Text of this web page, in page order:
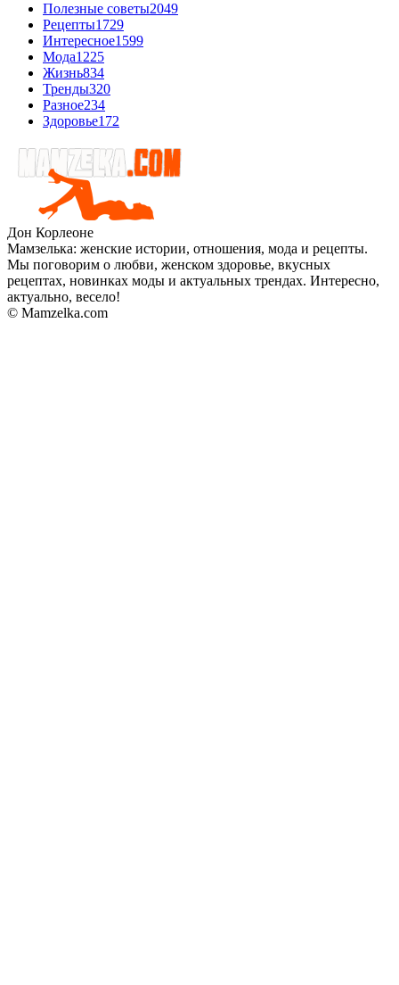
Полезные советы2049
Рецепты1729
Интересное1599
Мода1225
Жизнь834
Тренды320
Разное234
Здоровье172
Дон Корлеоне
Мамзелька: женские истории, отношения, мода и рецепты.
Мы поговорим о любви, женском здоровье, вкусных
рецептах, новинках моды и актуальных трендах. Интересно,
актуально, весело!
© Mamzelka.com